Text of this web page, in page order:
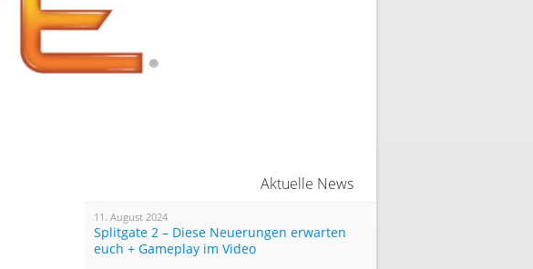
Aktuelle News
11. August 2024
Splitgate 2 – Diese Neuerungen erwarten
euch + Gameplay im Video